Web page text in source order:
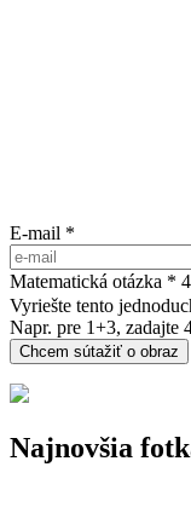
E-mail *
Matematická otázka *
Vyriešte tento
Napr. pre 1+3, zadajte
Najnovšia